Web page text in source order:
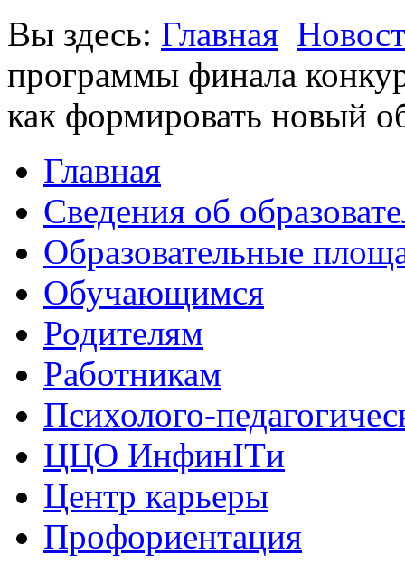
Вы здесь: Главная
программы финала
как формировать новый
Главная
Сведения об
Образовательные
Обучающимся
Родителям
Работникам
Психолого-
ЦЦО ИнфинITи
Центр карьеры
Профориентация